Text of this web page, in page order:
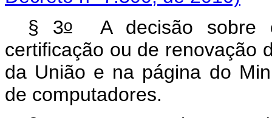
§ 3oA decisão sobre o
certificação ou de renovação
da União e na página do
de computadores.